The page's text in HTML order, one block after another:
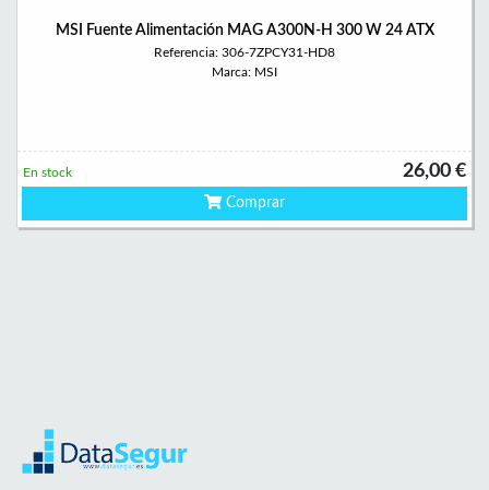
MSI Fuente Alimentación MAG A300N-H 300 W 24 ATX
Referencia: 306-7ZPCY31-HD8
Marca: MSI
26,00 €
En stock
Comprar